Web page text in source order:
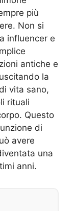
più
Non si
influencer e
antiche e
la
vita sano,
rituali
Questo
di
avere
una
anni.